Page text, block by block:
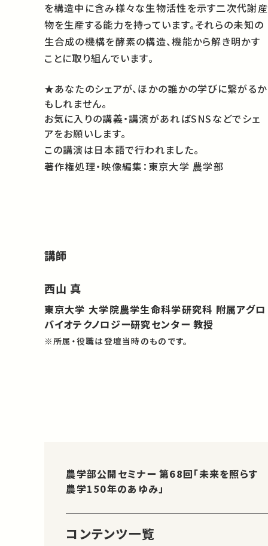
を構造中に含み様々な生物活性を示す二次代謝産
物を生産する能力を持っています。それらの未知の
生合成の機構を酵素の構造、機能から解き明かす
ことに取り組んでいます。
★あなたのシェアが、ほかの誰かの学びに繋がるか
もしれません。
お気に入りの講義・講演があればSNSなどでシェ
アをお願いします。
この講演は日本語で行われました。
著作権処理・映像編集：東京大学 農学部
講師
西山 真
東京大学 大学院農学生命科学研究科 附属アグロ
バイオテクノロジー研究センター 教授
※所属・役職は登壇当時のものです。
農学部公開セミナー 第68回「未来を照らす
農学150年のあゆみ」
コンテンツ一覧